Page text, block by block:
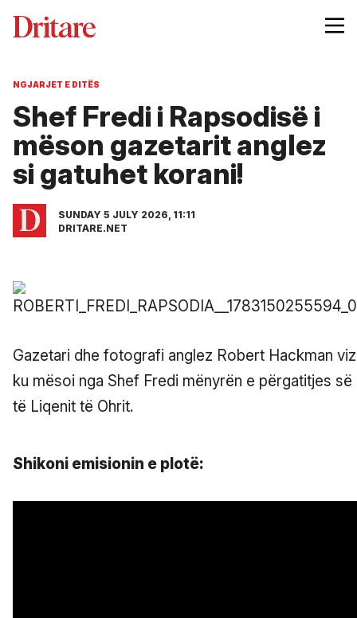
NGJARJET E DITËS
Shef Fredi i Rapsodisë i
mëson gazetarit anglez
si gatuhet korani!
SUNDAY 5 JULY 2026, 11:11
DRITARE.NET
Gazetari dhe fotografi anglez Robert Hackman
ku mësoi nga Shef Fredi mënyrën e përgatitjes
të Liqenit të Ohrit.
Shikoni emisionin e plotë: